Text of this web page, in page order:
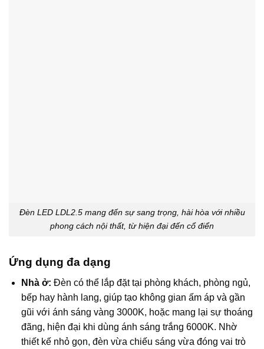
Đèn LED LDL2.5 mang đến sự sang trọng, hài hòa với nhiều
phong cách nội thất, từ hiện đại đến cổ điển
Ứng dụng đa dạng
Nhà ở: Đèn có thể lắp đặt tại phòng khách, phòng ngủ,
bếp hay hành lang, giúp tạo không gian ấm áp và gần
gũi với ánh sáng vàng 3000K, hoặc mang lại sự thoáng
đãng, hiện đại khi dùng ánh sáng trắng 6000K. Nhờ
thiết kế nhỏ gọn, đèn vừa chiếu sáng vừa đóng vai trò